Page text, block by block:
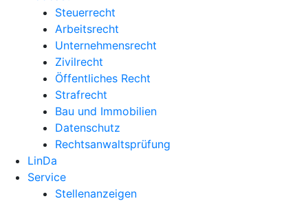
Steuerrecht
Arbeitsrecht
Unternehmens­recht
Zivilrecht
Öffentliches Recht
Strafrecht
Bau und Immobilien
Datenschutz
Rechtsanwalts­prüfung
LinDa
Service
Stellenanzeigen